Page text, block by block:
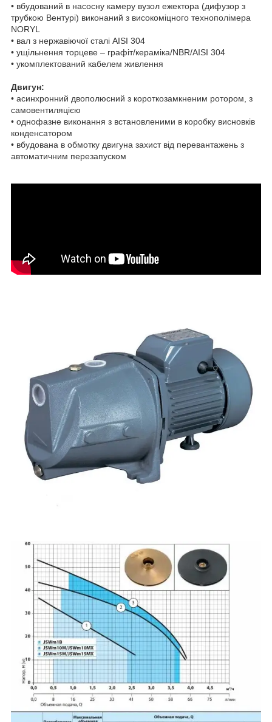
• вбудований в насосну камеру вузол ежектора (дифузор з
трубкою Вентурі) виконаний з високоміцного технополімера
NORYL
• вал з нержавіючої сталі AISI 304
• ущільнення торцеве – графіт/кераміка/NBR/AISI 304
• укомплектований кабелем живлення
Двигун:
• асинхронний двополюсний з короткозамкненим ротором, з
самовентиляцією
• однофазне виконання з встановленими в коробку висновків
конденсатором
• вбудована в обмотку двигуна захист від перевантажень з
автоматичним перезапуском